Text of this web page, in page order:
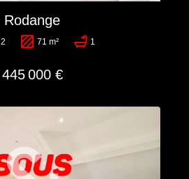
Rodange
2 71 m² 1
445 000 €